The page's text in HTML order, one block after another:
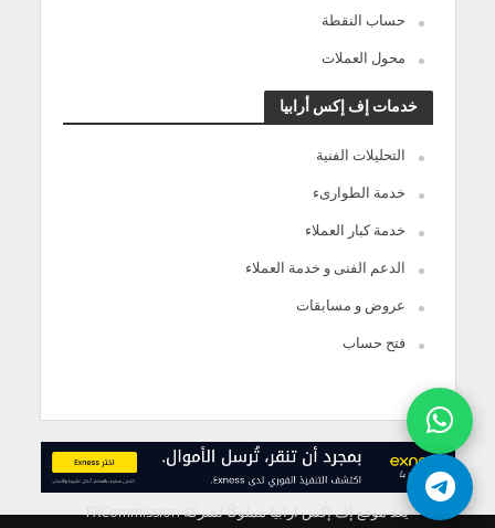
حساب النقطة
محول العملات
خدمات إف إكس أرابيا
التحليلات الفنية
خدمة الطوارىء
خدمة كبار العملاء
الدعم الفنى و خدمة العملاء
عروض و مسابقات
فتح حساب
يعد موقع إف إكس ارابيا مملوكًا لشركة FXCommission